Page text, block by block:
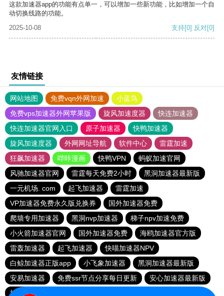
这款加速器app的功能有点单一，可以增加一些新功能，比如增加一个自
动切换线路的功能。
2025-10-08
支持[0] 反对[0]
友情链接
网站地图 免费vqn外网加速
小蓝鸟
免费vps加速器外网苹果版
旋风加速度器
快连加速器
快连加速器官网入口
原子加速器
快鸭加速器
旋风加速度器
外网网址导航 软件中心
雷霆加速
狂飙加速器
哔咔漫画 快鸭VPN
蚂蚁加速官网
风驰加速器官网
雷霆每天免费2小时
黑洞加速器最新版
一元机场. com
起飞加速器
雷霆加速
VP加速器免费永久版兑换券
国外加速器免费
爬墙专用加速器
黑洞nvp加速器
梯子npv加速免费
小火箭加速器官网
国外加速器免费
海鸥加速器官方版
雷轰加速器
起飞加速器
快喵加速器NPV
白鲸加速器正版app
小飞象加速器
黑洞加速器最新版
安易加速器
免费ssr节点分享每日更新
安心加速器最新版
旋风加速器